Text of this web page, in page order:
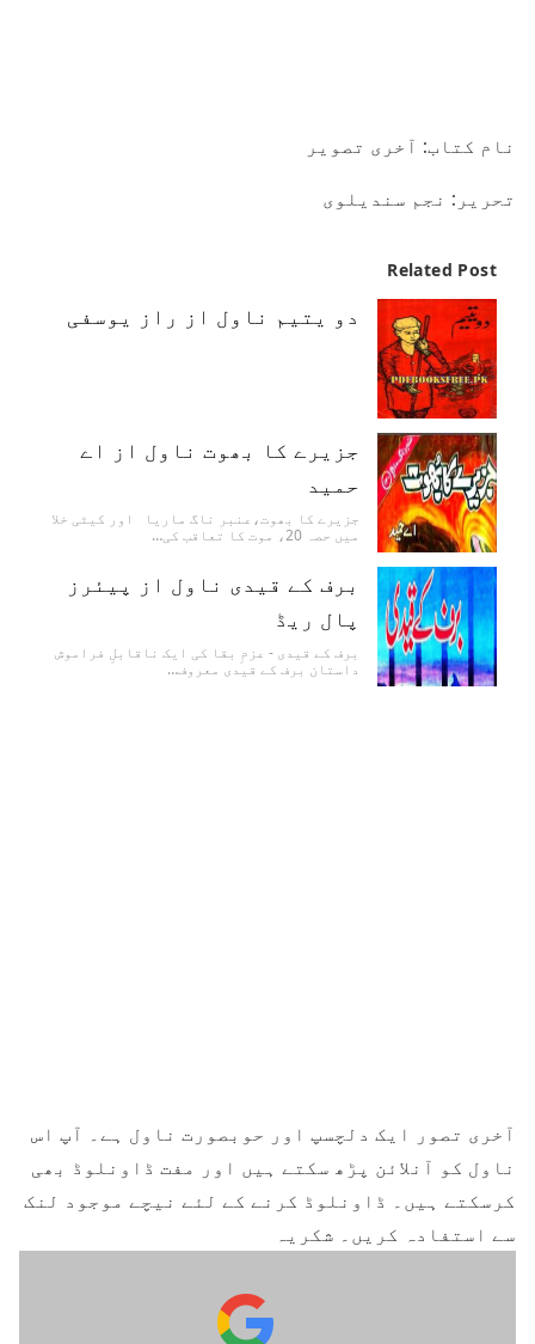
نام کتاب: آخری تصویر
تحریر: نجم سندیلوی
Related Post
دو یتیم ناول از راز یوسفی
جزیرے کا بھوت ناول از اے
حمید
جزیرے کا بھوت،عنبر ناگ ماریا اور کیٹی خلا
میں حصہ 20، موت کا تعاقب کی…
برف کے قیدی ناول از پیئرز
پال ریڈ
برف کے قیدی - عزمِ بقا کی ایک ناقابلِ فراموش
داستان برف کے قیدی معروف…
آخری تصور ایک دلچسپ اور حوبصورت ناول ہے۔ آپ اس
ناول کو آنلائن پڑھ سکتے ہیں اور مفت ڈاونلوڈ بھی
کرسکتے ہیں۔ ڈاونلوڈ کرنے کے لئے نیچے موجود لنک
سے استفادہ کریں۔ شکریہ